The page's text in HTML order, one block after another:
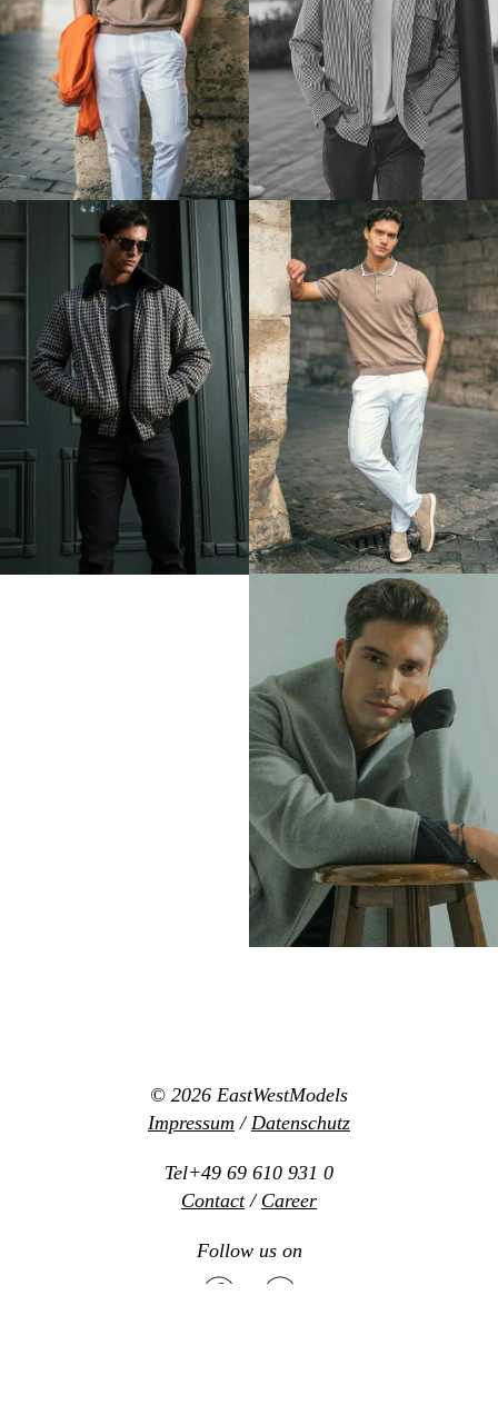
© 2026 EastWestModels
Impressum / Datenschutz
Tel+49 69 610 931 0
Contact/ Career
Follow us on